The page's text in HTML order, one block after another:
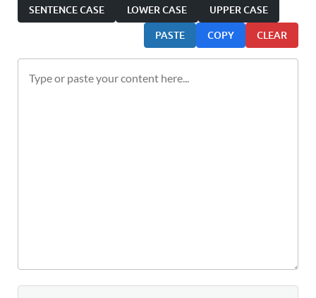
SENTENCE CASE LOWER CASE UPPER CASE
PASTE COPY CLEAR